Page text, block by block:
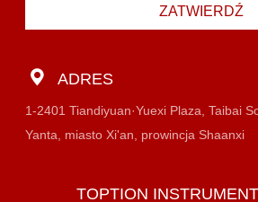
ZATWIERDŹ
ADRES
1-2401 Tiandiyuan·Yuexi Plaza, Taibai
Yanta, miasto Xi'an, prowincja Shaanxi
TOPTION